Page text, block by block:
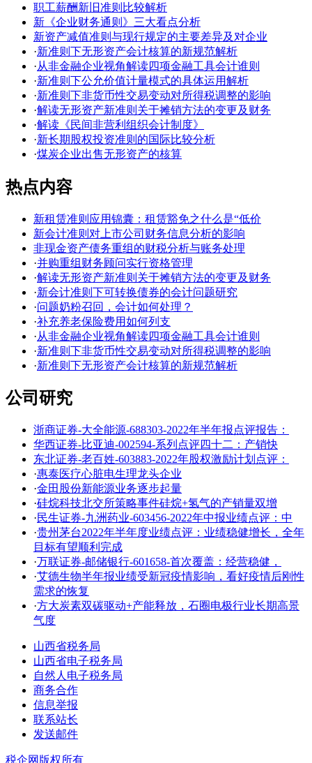
职工薪酬新旧准则比较解析
新《企业财务通则》三大看点分析
新资产减值准则与现行规定的主要差异及对企业
·新准则下无形资产会计核算的新规范解析
·从非金融企业视角解读四项金融工具会计谁则
·新准则下公允价值计量模式的具体运用解析
·新准则下非货币性交易变动对所得税调整的影响
·解读无形资产新准则关于摊销方法的变更及财务
·解读《民间非营利组织会计制度》
·新长期股权投资准则的国际比较分析
·煤炭企业出售无形资产的核算
热点内容
新租赁准则应用锦囊：租赁豁免之什么是“低价
新会计准则对上市公司财务信息分析的影响
非现金资产债务重组的财税分析与账务处理
·并购重组财务顾问实行资格管理
·解读无形资产新准则关于摊销方法的变更及财务
·新会计准则下可转换债券的会计问题研究
·问题奶粉召回，会计如何处理？
·补充养老保险费用如何列支
·从非金融企业视角解读四项金融工具会计谁则
·新准则下非货币性交易变动对所得税调整的影响
·新准则下无形资产会计核算的新规范解析
公司研究
浙商证券-大全能源-688303-2022年半年报点评报告：
华西证券-比亚迪-002594-系列点评四十二：产销快
东北证券-老百姓-603883-2022年股权激励计划点评：
·惠泰医疗心脏电生理龙头企业
·金田股份新能源业务逐步起量
·硅烷科技北交所策略事件硅烷+氢气的产销量双增
·民生证券-九洲药业-603456-2022年中报业绩点评：中
·贵州茅台2022年半年度业绩点评：业绩稳健增长，全年
目标有望顺利完成
·万联证券-邮储银行-601658-首次覆盖：经营稳健，
·艾德生物半年报业绩受新冠疫情影响，看好疫情后刚性
需求的恢复
·方大炭素双碳驱动+产能释放，石圈电极行业长期高景
气度
山西省税务局
山西省电子税务局
自然人电子税务局
商务合作
信息举报
联系站长
发送邮件
税企网版权所有